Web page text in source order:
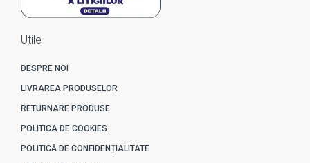
Utile
DESPRE NOI
LIVRAREA PRODUSELOR
RETURNARE PRODUSE
POLITICA DE COOKIES
POLITICĂ DE CONFIDENȚIALITATE